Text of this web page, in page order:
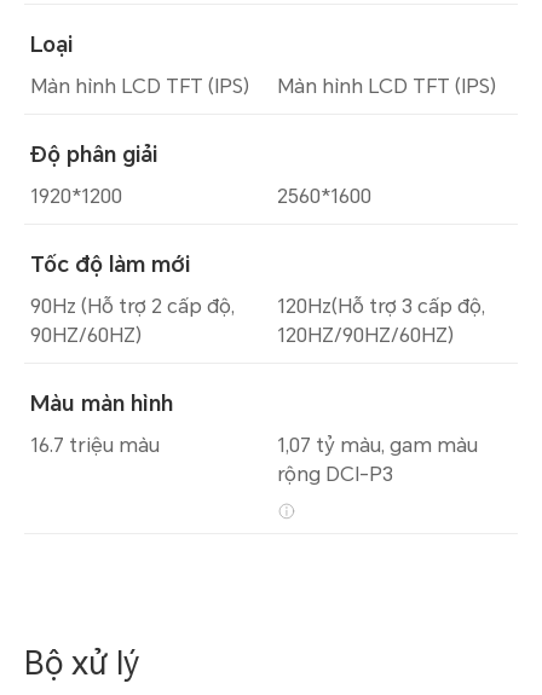
Loại
Màn hình LCD TFT (IPS)
Độ phân giải
1920*1200
Tốc độ làm mới
90Hz (Hỗ trợ 2 cấp độ,
90HZ/60HZ)
Màu màn hình
16.7 triệu màu
Màn hình LCD TFT (IPS)
2560*1600
120Hz(Hỗ trợ 3 cấp độ,
120HZ/90HZ/60HZ)
1,07 tỷ màu, gam màu
rộng DCI-P3
Bộ xử lý